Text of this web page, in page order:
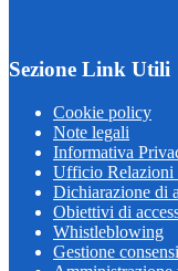
Sezione Link Utili
Cookie policy
Note legali
Informativa
Ufficio Relazioni
Dichiarazione di
Obiettivi di
Whistleblowing
Gestione